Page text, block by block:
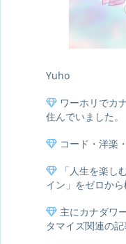
Yuho
ワーホリでカ
住んでいました。
コード・洋楽
「人生を楽し
イン」をゼロから
主にカナダワ
タマイズ関連の記